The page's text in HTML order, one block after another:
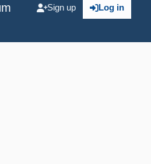
Log in
Sign up